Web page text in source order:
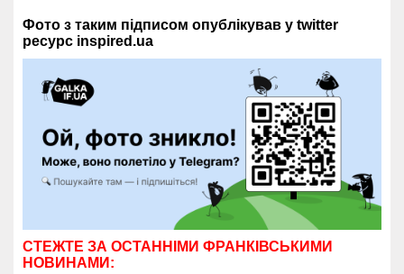
Фото з таким підписом опублікував у twitter
ресурс inspired.ua
СТЕЖТЕ ЗА ОСТАННІМИ ФРАНКІВСЬКИМИ
НОВИНАМИ: